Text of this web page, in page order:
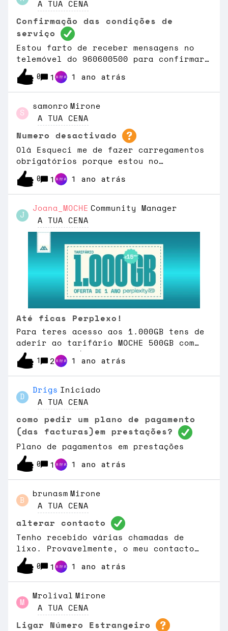
Utilização Responsável) de
43,7GB.- Disponível para ativares uma
única vez.
A TUA CENA
Confirmação das condições de
serviço
Estou farto de receber mensagens no
telemóvel do 960600500 para confirmar
novas condições do serviço.Mas não
recebi nada por carta em casa. Tem
algum sitio onde possa ver se o link
que me enviam é legitimo? Obrigado
0 1 1 ano atrás
S
samonro Mirone
A TUA CENA
Numero desactivado
Olá Esqueci me de fazer carregamentos
obrigatórios porque estou no
estrangeiro. O meu número foi
desactivado a 22 de Março. É possível
de alguma forma ainda recuperar o
mesmo número, nem que seja comprando
um novo cartão SIM?
0 1 1 ano atrás
J
Joana_MOCHE Community Manager
A TUA CENA
Até ficas Perplexo!
Para teres acesso aos 1.000GB tens de
aderir ao tarifário MOCHE 500GB com
oferta 500GB/mês. Inclui oferta de 1
ano de subscrição na IA PERPLEXITY
Pro. Condições:- Oferta de código
promocional com 12 meses de oferta do
Perplexity Pro disponível para rebate
até 15-07-2025. Esta oferta fica
disponível para adesão, 3 dias após o
teu tarifário ficar ativo. Para
ativares a tua conta com 1 ano grátis,
deves aceder à Área de Cliente my
MOCHE, e seguir os passos que vão
sendo indicados. Serás encaminhado
para o site do Perplexity onde deves
criar uma conta ou fazer login
ativando diretamente a oferta.-
Condições válidas enquanto te
mantiveres neste tarifário.- PUR em
roaming (Política de Utilização
Responsável) de 18,8GB/mês.
1 2 1 ano atrás
D
Drigs Iniciado
A TUA CENA
como pedir um plano de pagamento
(das facturas)em prestações?
Plano de pagamentos em prestações
0 1 1 ano atrás
B
brunasm Mirone
A TUA CENA
alterar contacto
Tenho recebido várias chamadas de
lixo. Provavelmente, o meu contacto
caiu em algum destas vendas dos mesmos
para burlas. queria alterar o meu
contacto, sem ter de mudar o tarifário
e cartão. É possível?
0 1 1 ano atrás
M
Mrolival
Mirone
A TUA CENA
Ligar Número Estrangeiro